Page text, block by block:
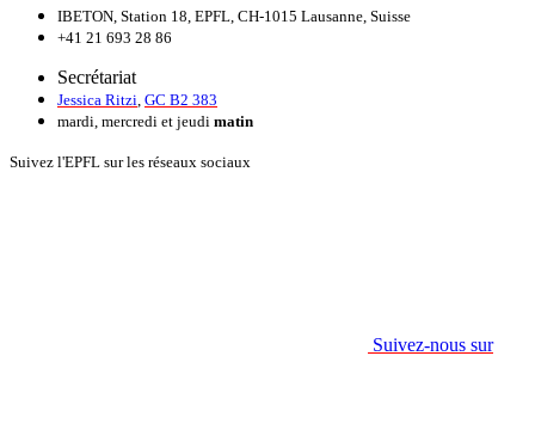
IBETON, Station 18, EPFL, CH-1015 Lausanne, Suisse
+41 21 693 28 86
Secrétariat
Jessica Ritzi GC B2 383
mardi, mercredi et jeudi matin
Suivez l'EPFL sur les réseaux sociaux
Suivez-nous sur